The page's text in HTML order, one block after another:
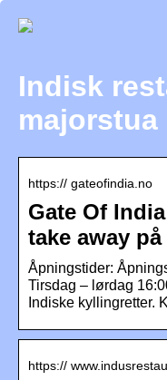
Indisk
majorstua
https:// gateofindia.no
Gate Of
take away
Åpningstider:
Tirsdag – lørdag
Indiske kyllingretter.
https://